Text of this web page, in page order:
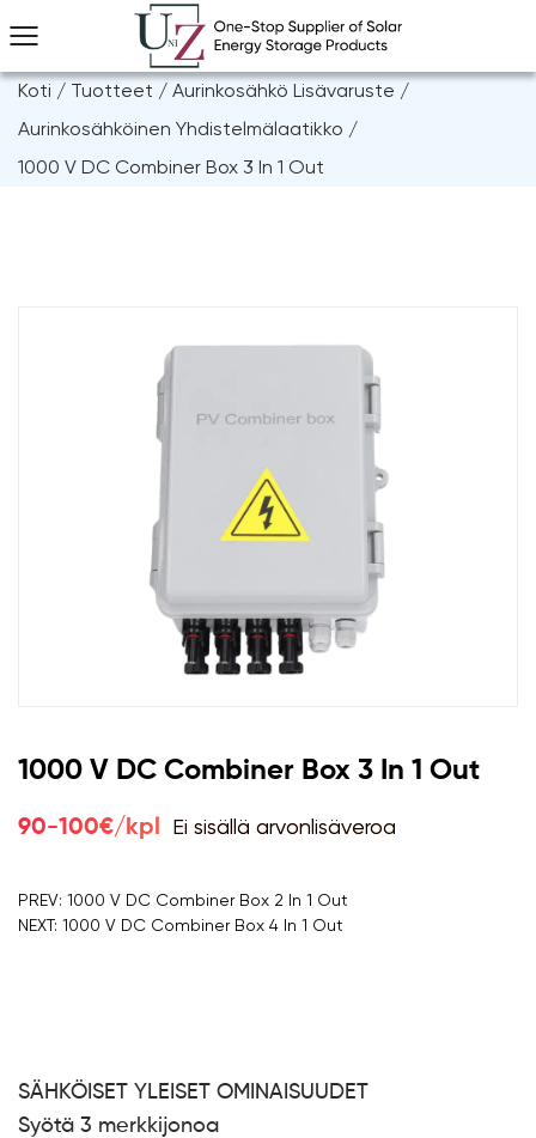
Koti / Tuotteet / Aurinkosähkö Lisävaruste /
Aurinkosähköinen Yhdistelmälaatikko /
1000 V DC Combiner Box 3 In 1 Out
1000 V DC Combiner Box 3 In 1 Out
90-100€/kpl Ei sisällä arvonlisäveroa
PREV: 1000 V DC Combiner Box 2 In 1 Out
NEXT: 1000 V DC Combiner Box 4 In 1 Out
SÄHKÖISET YLEISET OMINAISUUDET
Syötä 3 merkkijonoa